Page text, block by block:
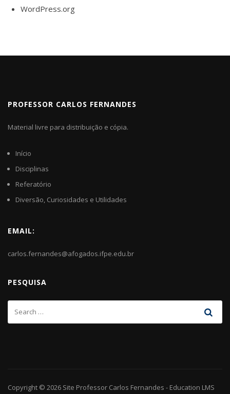
WordPress.org
PROFESSOR CARLOS FERNANDES
Material livre para distribuição e cópia.
Início
Disciplinas
Referatório
Diversão, Curiosidades e Utilidades
EMAIL:
carlos.fernandes@afogados.ifpe.edu.br
PESQUISA
Copyright © 2026 Site Professor Carlos Fernandes - Education LMS